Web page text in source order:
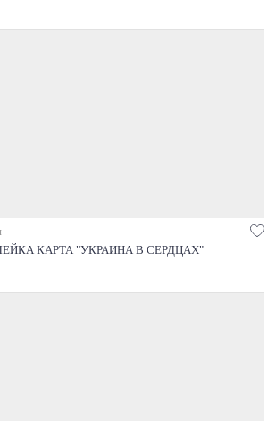
КАРТА "УКРАИНА В СЕРДЦАХ"